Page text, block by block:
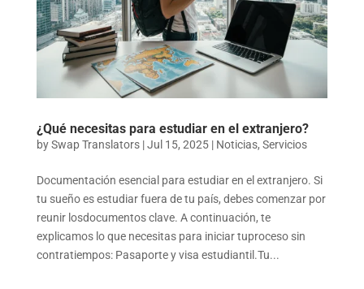
¿Qué necesitas para estudiar en el extranjero?
bySwap Translators|Jul 15, 2025| Noticias, Servicios
Documentación esencial para estudiar en el extranjero. Si
tu sueño es estudiar fuera de tu país, debes comenzar por
reunir losdocumentos clave. A continuación, te
explicamos lo que necesitas para iniciar tuproceso sin
contratiempos: Pasaporte y visa estudiantil.Tu...